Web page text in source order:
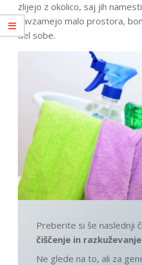
zlijejo z okolico, saj jih
zavzamejo malo prostora,
del sobe.
Preberite si še naslednji
čiščenje in
Ne glede na to, ali za